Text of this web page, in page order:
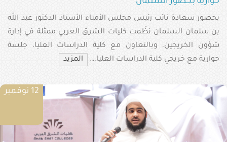
بحضور سعادة نائب رئيس مجلس الأمناء الأستاذ الدكتور عبد الله
بن سلمان السلمان نظّمت كليات الشرق العربي ممثلة في إدارة
شؤون الخريجين، وبالتعاون مع كلية الدراسات العليا، جلسة
حوارية مع خريجي كلية الدراسات العليا،…
المزيد
12 نوفمبر